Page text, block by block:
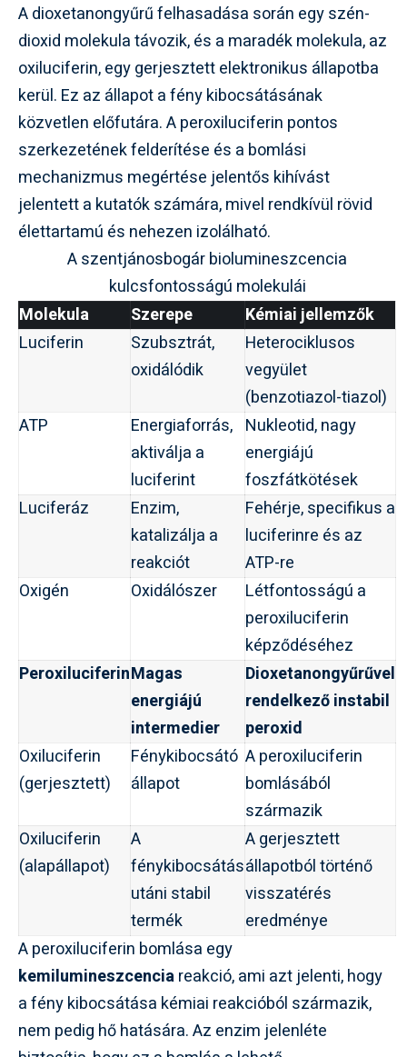
A dioxetanongyűrű felhasadása során egy szén-
dioxid molekula távozik, és a maradék molekula, az
oxiluciferin, egy gerjesztett elektronikus állapotba
kerül. Ez az állapot a fény kibocsátásának
közvetlen előfutára. A peroxiluciferin pontos
szerkezetének felderítése és a bomlási
mechanizmus megértése jelentős kihívást
jelentett a kutatók számára, mivel rendkívül rövid
élettartamú és nehezen izolálható.
A szentjánosbogár biolumineszcencia
kulcsfontosságú molekulái
Molekula
Szerepe
Kémiai jellemzők
Luciferin
Szubsztrát,
oxidálódik
Heterociklusos
vegyület
(benzotiazol-tiazol)
ATP
Energiaforrás,
aktiválja a
luciferint
Nukleotid, nagy
energiájú
foszfátkötések
Luciferáz
Enzim,
katalizálja a
reakciót
Fehérje, specifikus a
luciferinre és az
ATP-re
Oxigén
Oxidálószer
Létfontosságú a
peroxiluciferin
képződéséhez
PeroxiluciferinMagas
energiájú
intermedier
Dioxetanongyűrűvel
rendelkező instabil
peroxid
Oxiluciferin
(gerjesztett)
Fénykibocsátó
állapot
A peroxiluciferin
bomlásából
származik
Oxiluciferin
(alapállapot)
A
fénykibocsátás
utáni stabil
termék
A gerjesztett
állapotból történő
visszatérés
eredménye
A peroxiluciferin bomlása egy
kemilumineszcenciareakció, ami azt jelenti, hogy
a fény kibocsátása kémiai reakcióból származik,
nem pedig hő hatására. Az enzim jelenléte